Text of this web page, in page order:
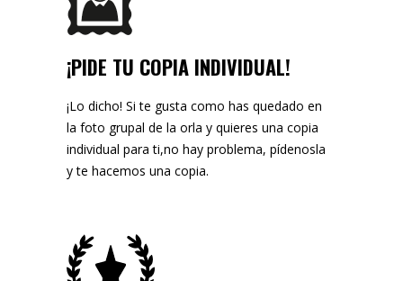
¡PIDE TU COPIA INDIVIDUAL!
¡Lo dicho! Si te gusta como has quedado en
la foto grupal de la orla y quieres una copia
individual para ti,no hay problema, pídenosla
y te hacemos una copia.